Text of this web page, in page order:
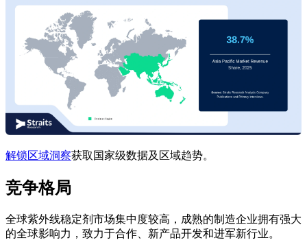
解锁区域洞察获取国家级数据及区域趋势。
竞争格局
全球紫外线稳定剂市场集中度较高，成熟的制造企业拥有强大
的全球影响力，致力于合作、新产品开发和进军新行业。